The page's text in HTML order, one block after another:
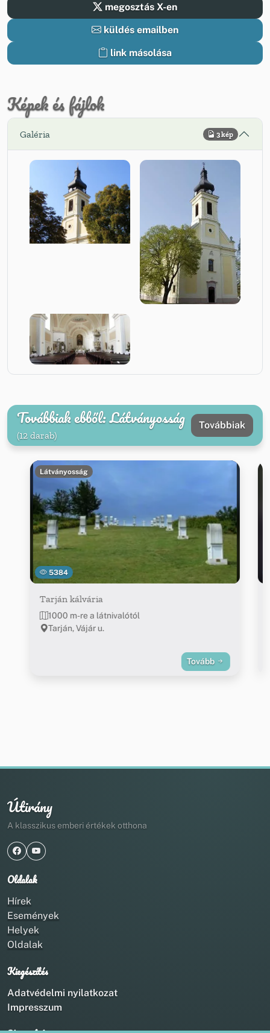
megosztás X-en
küldés emailben
link másolása
Képek és fájlok
Galéria 3 kép
Továbbiak ebből: Látványosság
(12 darab)
Továbbiak
5384
Látványosság
Tarján kálvária
1000 m-re a látnivalótól
Tarján, Vájár u.
Tovább
Útirány
A klasszikus emberi értékek otthona
Oldalak
Hírek
Események
Helyek
Oldalak
Kiegészítés
Adatvédelmi nyilatkozat
Impresszum